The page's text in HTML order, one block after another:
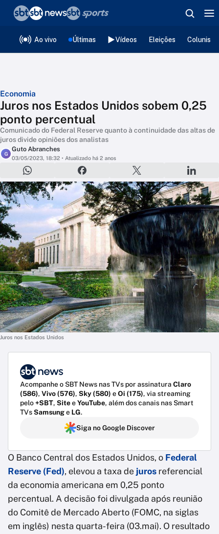
Ao vivo Últimas Vídeos Eleições
Economia
Juros nos Estados Unidos sobem 0,25
ponto percentual
Comunicado do Federal Reserve quanto à continuidade das altas de
juros divide opiniões dos analistas
G
Guto Abranches
03/05/2023, 18:32 • Atualizado há 2 anos
Juros nos Estados Unidos
Acompanhe o SBT News nas TVs por assinatura Claro
(586), Vivo (576), Sky (580) eOi (175), via streaming
pelo+SBT, SiteeYouTube, além dos canais nas Smart
TVsSamsunge LG.
Siga no Google Discover
O Banco Central dos Estados Unidos, o Federal
Reserve (Fed), elevou a taxa de juros referencial
da economia americana em 0,25 ponto
percentual. A decisão foi divulgada após reunião
do Comitê de Mercado Aberto (FOMC, na siglas
em inglês) nesta quarta-feira (03.mai). O resultado
❮voltar
Editorias